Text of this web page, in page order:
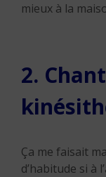
mieux à la
2.
Ça me faisait
d’habitude si à